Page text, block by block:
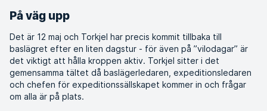
På väg upp
Det är 12 maj och Torkjel har precis kommit tillbaka till
baslägret efter en liten dagstur - för även på ”vilodagar” är
det viktigt att hålla kroppen aktiv. Torkjel sitter i det
gemensamma tältet då baslägerledaren, expeditionsledaren
och chefen för expeditionssällskapet kommer in och frågar
om alla är på plats.